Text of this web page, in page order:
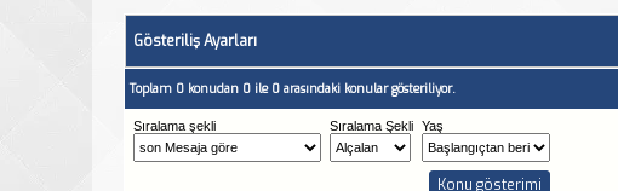
Gösteriliş Ayarları
Toplam 0 konudan 0 ile 0 arasındaki konular gösteriliyor.
Sıralama şekli Sıralama Şekli Yaş